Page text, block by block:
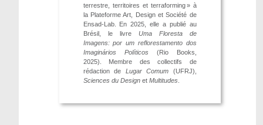
terrestre, territoires et terraforming » à
la Plateforme Art, Design et Société de
Ensad-Lab. En 2025, elle a publié au
Brésil, le livre Uma Floresta de
Imagens: por um reflorestamento dos
Imaginários Políticos(Rio Books,
2025). Membre des collectifs de
rédaction de Lugar Comum (UFRJ),
Sciences du Designet Multitudes.